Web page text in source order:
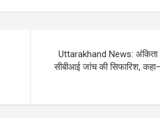
Uttarakhand News: अंकिता
सीबीआई जांच की सिफारिश,